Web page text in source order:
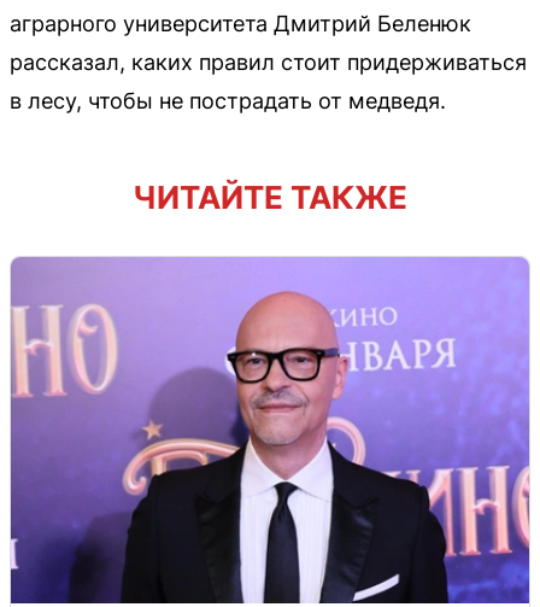
аграрного университета Дмитрий Беленюк
рассказал, каких правил стоит придерживаться
в лесу, чтобы не пострадать от медведя.
ЧИТАЙТЕ ТАКЖЕ